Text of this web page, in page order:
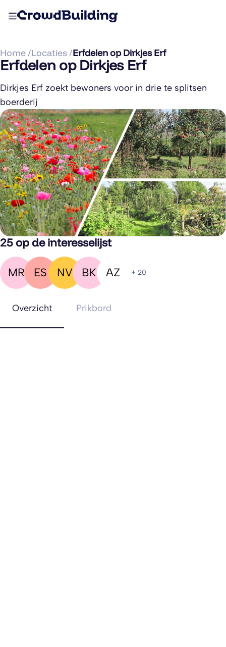
Home /Locaties /Erfdelen op Dirkjes Erf
Erfdelen op Dirkjes Erf
Dirkjes Erf zoekt bewoners voor in drie te splitsen
boerderij
25 op de interesselijst
MR ES NV BK AZ + 20
Overzicht Prikbord